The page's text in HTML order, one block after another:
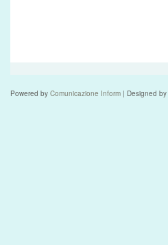
Powered by Comunicazione Inform | Designed by